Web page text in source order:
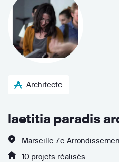
Architecte
laetitia paradis
Marseille 7e
10 projets réalisés